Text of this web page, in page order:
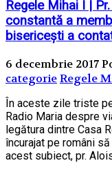
Regele Mihai I |
constantă a
bisericești a
6 decembrie 2017
categorieRegele
În aceste zile triste
Radio Maria despre
legătura dintre Casa
încurajat pe români
acest subiect, pr.